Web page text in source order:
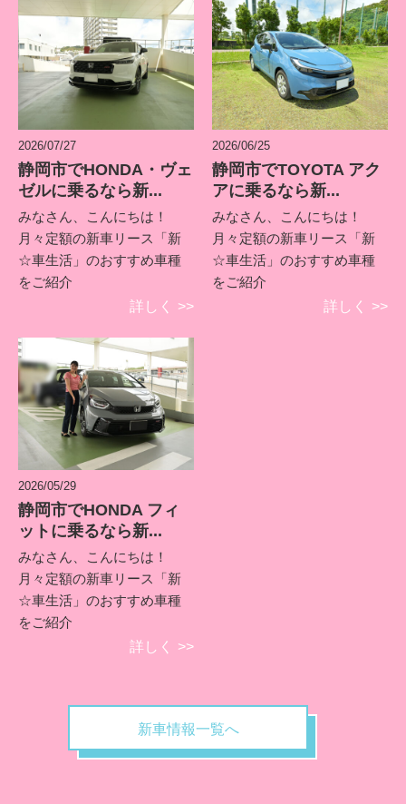
2026/07/27
静岡市でHONDA・ヴェ
ゼルに乗るなら新...
みなさん、こんにちは！
月々定額の新車リース「新
☆車生活」のおすすめ車種
をご紹介
詳しく
>>
2026/06/25
静岡市でTOYOTA アク
アに乗るなら新...
みなさん、こんにちは！
月々定額の新車リース「新
☆車生活」のおすすめ車種
をご紹介
詳しく
>>
2026/05/29
静岡市でHONDA フィ
ットに乗るなら新...
みなさん、こんにちは！
月々定額の新車リース「新
☆車生活」のおすすめ車種
をご紹介
詳しく
>>
新車情報一覧へ